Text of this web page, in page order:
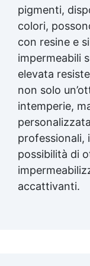
Calcolo
epossidica
Resina
Resina
epossidica
resina
Resina
resina
pigmenti,
colori,
con resine e
impermeabili
elevata
non solo
intemperie,
professionali,
possibilità di
accattivanti.